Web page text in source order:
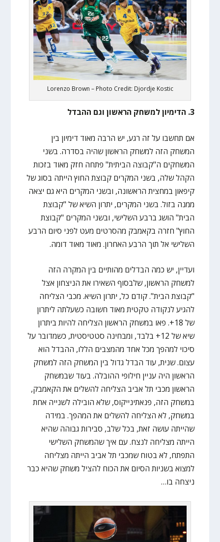
Lorenzo Brown – Photo Credit: Djordje Kostic
3. הדימיון למשחק הראשון וגם ההבדל
אם תחשבו על זה רגע, יש הרבה מאוד דימיון בין
המשחק הזה למשחק הראשון שהיה בסדרה. בשני
המשחקים ה"קבוצה הביתית" פתחה חזק מאוד בזכות
הקהל שלה, בשני המקרים קבוצת החוץ הייתה בסוג של
קיפאון במחצית הראשונה, ובשני המקרים היא גם יצאה
ממנה בזול. בשני המקרים, יתרון השיא של "קבוצת
הבית" הושג ברבע השלישי, ובשני המקרים "קבוצת
החוץ" חזרה בקאמבק מהסרטים מעט לפני סיום הרבע
השלישי אל תוך הרבע האחרון. מאוד מאוד דומה.
ועדיין, יש כמה הבדלים מהותיים בין המקרה הזה
למשחק הראשון, שלבסוף השאירו את הניצחון אצל
"קבוצת הבית". קודם כל, יתרון השיא. מכבי הצליחה
להגיע לנקודה טקטית מאוד חשובה כשעלתה ליתרון
של 18+. פאו במשחק הראשון הצליחה להיות ביתרון
שיא של 12+ בלבד, ומבחינה סטטיסטית, כשמדובר על
סיכוי למהפך מכל אחד מהמצבים הללו, ההבדל הוא
עצום. שנית, עוד הבדל גדול בין המשחק הזה למשחק
הראשון היה עניין חילופי ההובלה. בעוד שבמשחק
הראשון מכבי תל אביב הצליחה להשלים את הקאמבק,
במשחק הזה, פנאתינייקוס, שלא הובילה לשנייה אחת
במשחק, לא הצליחה להשלים את המהפך. במידה
שהייתה עושה זאת, בכל שלב, סבירות גבוהה שהיא
הייתה מצליחה לנצח. עם איך שהמשחק השלישי
התפתח, לא בטוח שמכבי תל אביב הייתה מצליחה
למצוא בשניות הסיום את הכוח להציל משחק שהיא כבר
ניצחה בו…